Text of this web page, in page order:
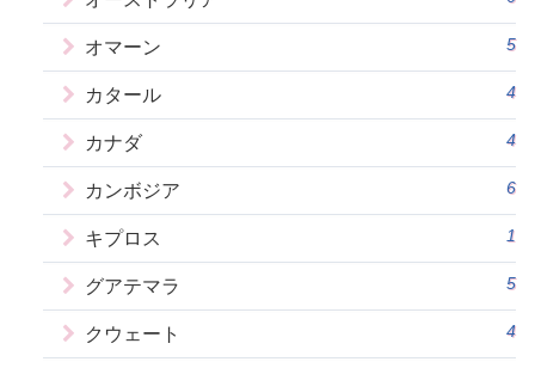
オマーン 5
カタール 4
カナダ 4
カンボジア 6
キプロス 1
グアテマラ 5
クウェート 4